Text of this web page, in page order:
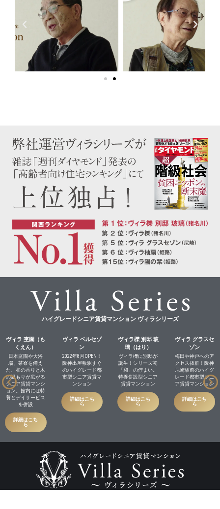
ハイグレードシニア賃貸マンション ヴィラシリーズ
ヴィラ 杢園（も
くえん）
日本庭園や大浴
場、茶寮を備え
た、和の香りと木
の温もりが広がる
シニア賃貸マンシ
ョン。館内には特
養とデイサービス
を併設
詳細はこち
ら
ヴィラ ベルセゾ
ン
2022年8月OPEN！
阪神出屋敷駅すぐ
のハイグレード都
市型シニア賃貸マ
ンション
詳細はこち
ら
ヴィラ櫟 別邸 玻
璃（はり）
ヴィラ櫟に別邸が
誕生！シリーズ初
「和」の佇まい。
特養併設型シニア
賃貸マンション
詳細はこち
ら
ヴィラ グラスセ
ゾン
梅田や神戸へのア
クセス抜群！阪神
尼崎駅前のハイグ
レード都市型シニ
ア賃貸マンション
詳細はこち
ら